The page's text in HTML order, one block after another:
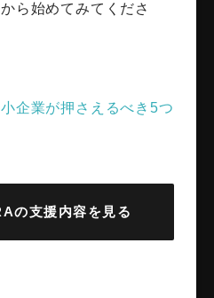
ら始めてみてくださ
企業が押さえるべき5つ
の支援内容を見る